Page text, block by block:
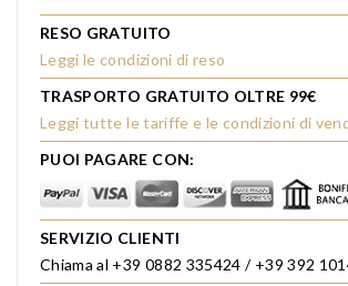
RESO GRATUITO
Leggi le condizioni di reso
TRASPORTO GRATUITO OLTRE 99€
Leggi tutte le tariffe e le condizioni di
PUOI PAGARE CON:
SERVIZIO CLIENTI
Chiama al +39 0882 335424 / +39 392